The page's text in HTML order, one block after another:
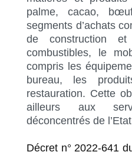
palme, cacao,
segments d’achats
de construction
combustibles, le
compris les
bureau, les
restauration. Cette
ailleurs aux
déconcentrés de
Décret n° 2022-641